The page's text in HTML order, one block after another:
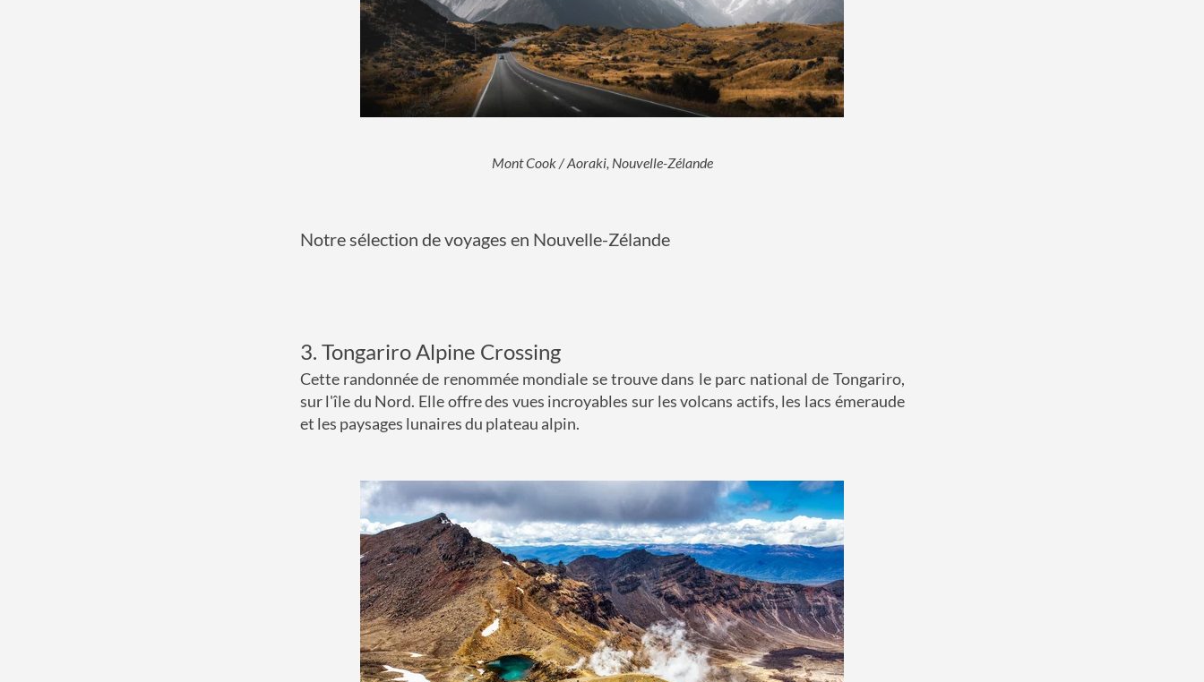
Mont Cook / Aoraki, Nouvelle-Zélande
Notre sélection de voyages en Nouvelle-Zélande
3. Tongariro Alpine Crossing
Cette randonnée de renommée mondiale se trouve dans le parc national de Tongariro,
sur l'île du Nord. Elle offre des vues incroyables sur les volcans actifs, les lacs émeraude
et les paysages lunaires du plateau alpin.